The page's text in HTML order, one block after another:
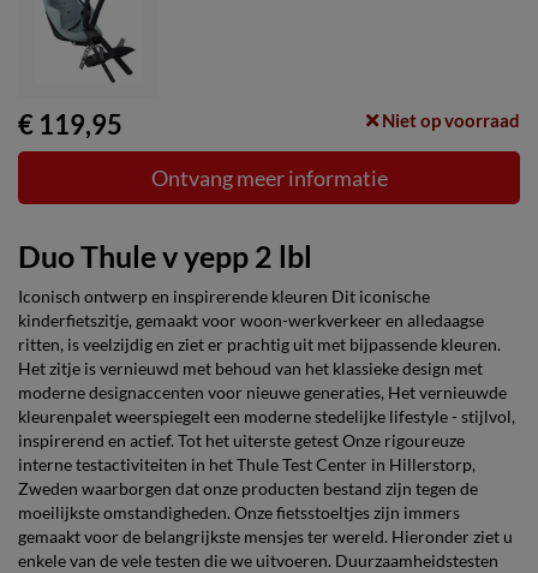
€ 119,95 Niet op voorraad
Ontvang meer informatie
Duo Thule v yepp 2 lbl
Iconisch ontwerp en inspirerende kleuren Dit iconische
kinderfietszitje, gemaakt voor woon-werkverkeer en alledaagse
ritten, is veelzijdig en ziet er prachtig uit met bijpassende kleuren.
Het zitje is vernieuwd met behoud van het klassieke design met
moderne designaccenten voor nieuwe generaties, Het vernieuwde
kleurenpalet weerspiegelt een moderne stedelijke lifestyle - stijlvol,
inspirerend en actief. Tot het uiterste getest Onze rigoureuze
interne testactiviteiten in het Thule Test Center in Hillerstorp,
Zweden waarborgen dat onze producten bestand zijn tegen de
moeilijkste omstandigheden. Onze fietsstoeltjes zijn immers
gemaakt voor de belangrijkste mensjes ter wereld. Hieronder ziet u
enkele van de vele testen die we uitvoeren. Duurzaamheidstesten